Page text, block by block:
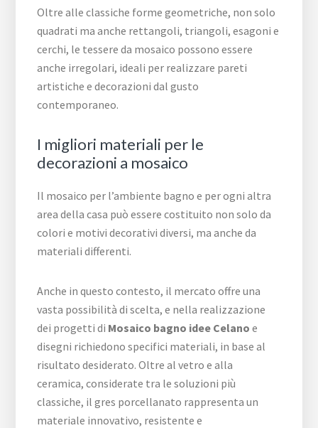
Oltre alle classiche forme geometriche, non solo
quadrati ma anche rettangoli, triangoli, esagoni e
cerchi, le tessere da mosaico possono essere
anche irregolari, ideali per realizzare pareti
artistiche e decorazioni dal gusto
contemporaneo.
I migliori materiali per le
decorazioni a mosaico
Il mosaico per l’ambiente bagno e per ogni altra
area della casa può essere costituito non solo da
colori e motivi decorativi diversi, ma anche da
materiali differenti.
Anche in questo contesto, il mercato offre una
vasta possibilità di scelta, e nella realizzazione
dei progetti di Mosaico bagno idee Celano e
disegni richiedono specifici materiali, in base al
risultato desiderato. Oltre al vetro e alla
ceramica, considerate tra le soluzioni più
classiche, il gres porcellanato rappresenta un
materiale innovativo, resistente e